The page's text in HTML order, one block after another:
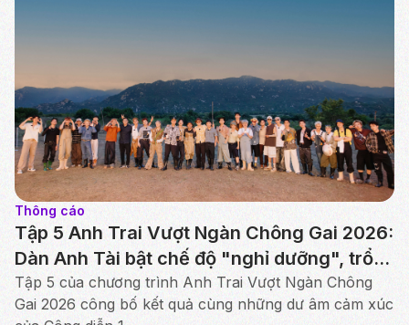
Thông cáo
Tập 5 Anh Trai Vượt Ngàn Chông Gai 2026:
Dàn Anh Tài bật chế độ "nghỉ dưỡng", trổ
tài chăn cừu, nấu ăn tại Ninh Thuận
Tập 5 của chương trình Anh Trai Vượt Ngàn Chông
Gai 2026 công bố kết quả cùng những dư âm cảm xúc